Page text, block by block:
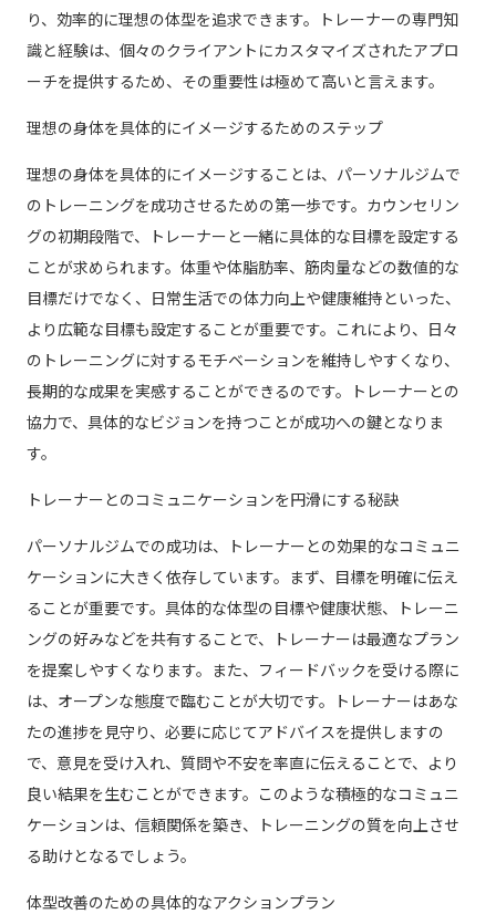
り、効率的に理想の体型を追求できます。トレーナーの専門知
識と経験は、個々のクライアントにカスタマイズされたアプロ
ーチを提供するため、その重要性は極めて高いと言えます。
理想の身体を具体的にイメージするためのステップ
理想の身体を具体的にイメージすることは、パーソナルジムで
のトレーニングを成功させるための第一歩です。カウンセリン
グの初期段階で、トレーナーと一緒に具体的な目標を設定する
ことが求められます。体重や体脂肪率、筋肉量などの数値的な
目標だけでなく、日常生活での体力向上や健康維持といった、
より広範な目標も設定することが重要です。これにより、日々
のトレーニングに対するモチベーションを維持しやすくなり、
長期的な成果を実感することができるのです。トレーナーとの
協力で、具体的なビジョンを持つことが成功への鍵となりま
す。
トレーナーとのコミュニケーションを円滑にする秘訣
パーソナルジムでの成功は、トレーナーとの効果的なコミュニ
ケーションに大きく依存しています。まず、目標を明確に伝え
ることが重要です。具体的な体型の目標や健康状態、トレーニ
ングの好みなどを共有することで、トレーナーは最適なプラン
を提案しやすくなります。また、フィードバックを受ける際に
は、オープンな態度で臨むことが大切です。トレーナーはあな
たの進捗を見守り、必要に応じてアドバイスを提供しますの
で、意見を受け入れ、質問や不安を率直に伝えることで、より
良い結果を生むことができます。このような積極的なコミュニ
ケーションは、信頼関係を築き、トレーニングの質を向上させ
る助けとなるでしょう。
体型改善のための具体的なアクションプラン